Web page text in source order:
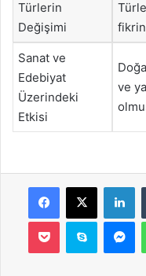
Türlerin
Değişimi
Sanat ve
Edebiyat
Üzerindeki
Etkisi
ve
Facebook
X
Pocket Skype